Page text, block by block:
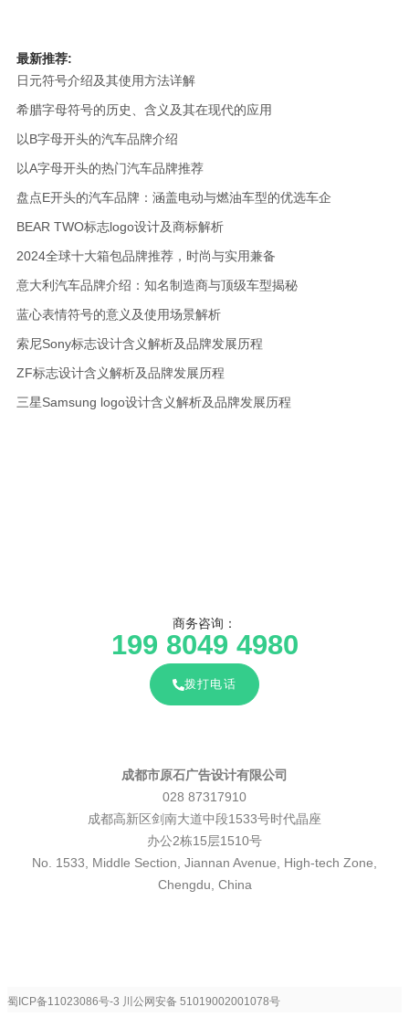
最新推荐:
日元符号介绍及其使用方法详解
希腊字母符号的历史、含义及其在现代的应用
以B字母开头的汽车品牌介绍
以A字母开头的热门汽车品牌推荐
盘点E开头的汽车品牌：涵盖电动与燃油车型的优选车企
BEAR TWO标志logo设计及商标解析
2024全球十大箱包品牌推荐，时尚与实用兼备
意大利汽车品牌介绍：知名制造商与顶级车型揭秘
蓝心表情符号的意义及使用场景解析
索尼Sony标志设计含义解析及品牌发展历程
ZF标志设计含义解析及品牌发展历程
三星Samsung logo设计含义解析及品牌发展历程
商务咨询：
199 8049 4980
拨打电话
成都市原石广告设计有限公司
028 87317910
成都高新区剑南大道中段1533号时代晶座
办公2栋15层1510号
No. 1533, Middle Section, Jiannan Avenue, High-tech Zone,
Chengdu, China
蜀ICP备11023086号-3 川公网安备 51019002001078号